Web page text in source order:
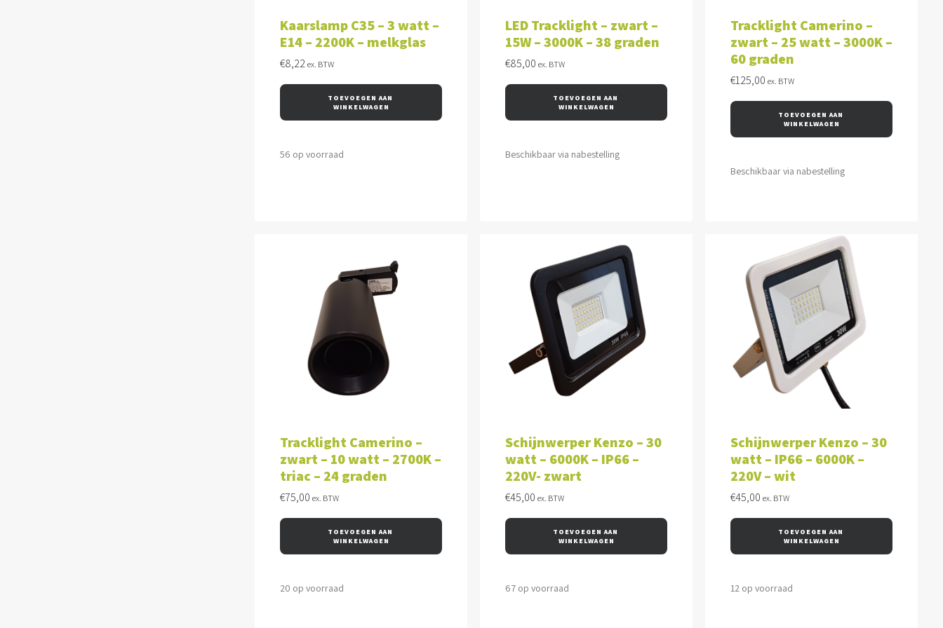
Kaarslamp C35 – 3 watt –
E14 – 2200K – melkglas
€8,22 ex. BTW
TOEVOEGEN AAN
WINKELWAGEN
56 op voorraad
LED Tracklight – zwart –
15W – 3000K – 38 graden
€85,00 ex. BTW
TOEVOEGEN AAN
WINKELWAGEN
Beschikbaar via nabestelling
Tracklight Camerino –
zwart – 25 watt – 3000K –
60 graden
€125,00 ex. BTW
TOEVOEGEN AAN
WINKELWAGEN
Beschikbaar via nabestelling
Tracklight Camerino –
zwart – 10 watt – 2700K –
triac – 24 graden
€75,00 ex. BTW
TOEVOEGEN AAN
WINKELWAGEN
20 op voorraad
Schijnwerper Kenzo – 30
watt – 6000K – IP66 –
220V- zwart
€45,00 ex. BTW
TOEVOEGEN AAN
WINKELWAGEN
67 op voorraad
Schijnwerper Kenzo – 30
watt – IP66 – 6000K –
220V – wit
€45,00 ex. BTW
TOEVOEGEN AAN
WINKELWAGEN
12 op voorraad